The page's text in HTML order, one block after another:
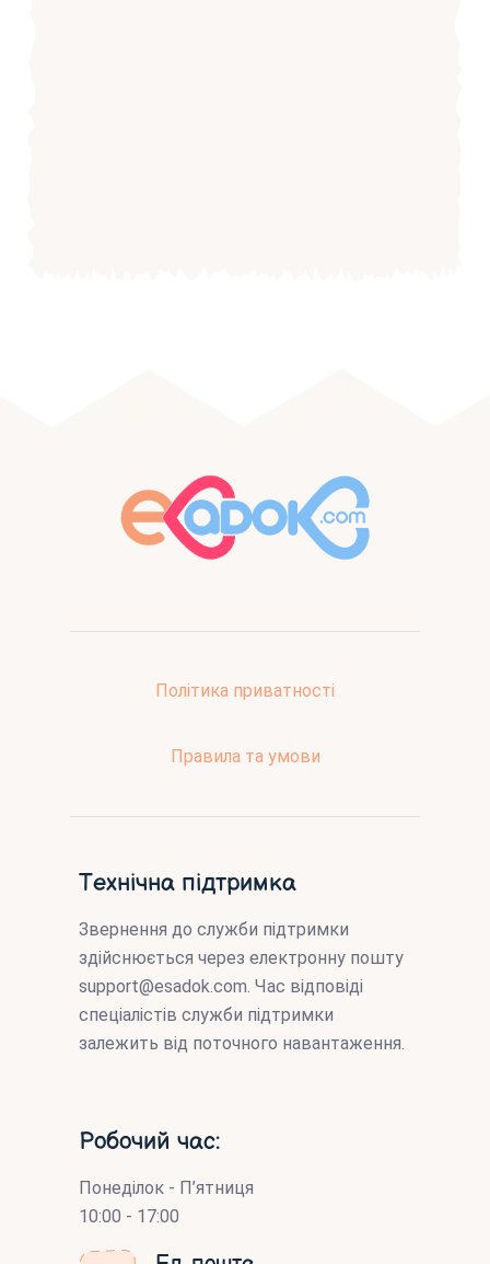
Політика приватності
Правила та умови
Технічна підтримка
Звернення до служби підтримки
здійснюється через електронну пошту
support@esadok.com. Час відповіді
спеціалістів служби підтримки
залежить від поточного навантаження.
Робочий час:
Понеділок - П’ятниця
10:00 - 17:00